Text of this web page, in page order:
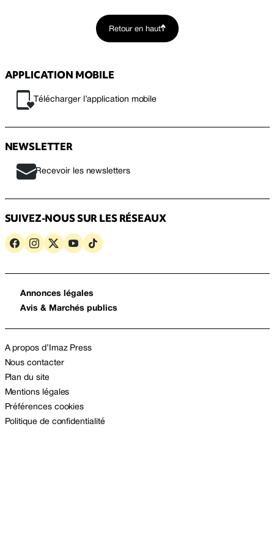
Retour en haut
APPLICATION MOBILE
Télécharger l’application mobile
NEWSLETTER
Recevoir les newsletters
SUIVEZ-NOUS SUR LES RÉSEAUX
Annonces légales
Avis & Marchés publics
A propos d’Imaz Press
Nous contacter
Plan du site
Mentions légales
Préférences cookies
Politique de confidentialité